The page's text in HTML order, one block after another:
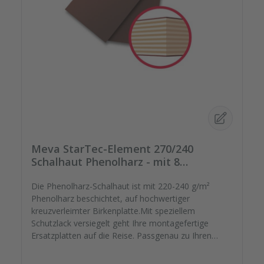
Meva StarTec-Element 270/240
Schalhaut Phenolharz - mit 8
Die Phenolharz-Schalhaut ist mit 220-240 g/m²
Phenolharz beschichtet, auf hochwertiger
kreuzverleimter Birkenplatte.Mit speziellem
Schutzlack versiegelt geht Ihre montagefertige
Ersatzplatten auf die Reise. Passgenau zu Ihren